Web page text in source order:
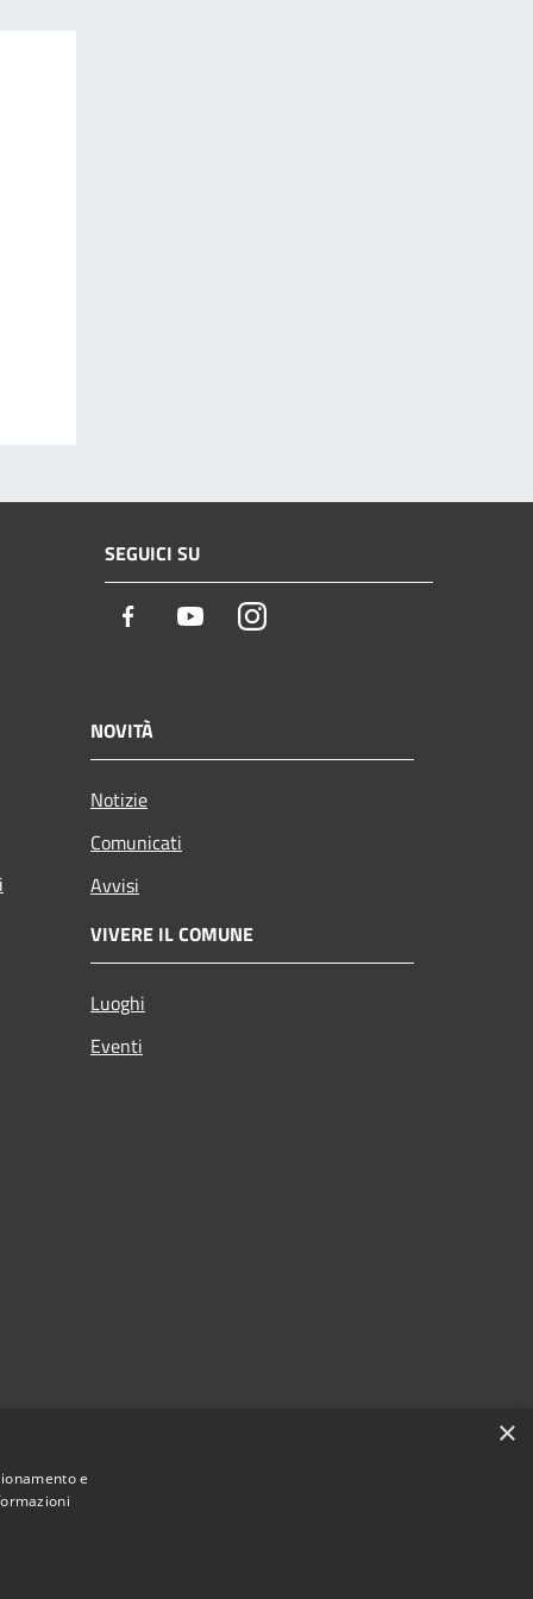
SEGUICI SU
Facebook YoutubeInstagram
NOVITÀ
Notizie
Comunicati
Avvisi
VIVERE IL COMUNE
Luoghi
Eventi
×
e